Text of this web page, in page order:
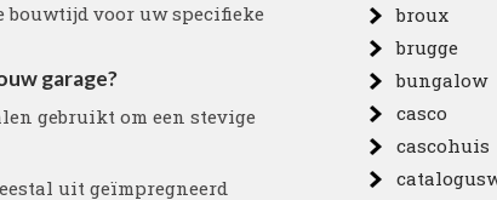
voor uw specifieke
garage?
gebruikt om een stevige
uit geïmpregneerd
broux
brugge
bungalow
casco
cascohuis